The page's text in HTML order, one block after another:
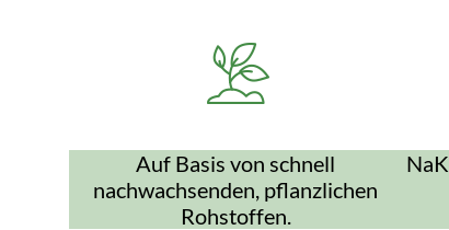
Auf Basis von schnell
nachwachsenden, pflanzlichen
Rohstoffen.